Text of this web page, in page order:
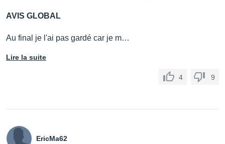
AVIS GLOBAL
Au final je l'ai pas gardé car je m…
Lire la suite
4 9
EricMa62